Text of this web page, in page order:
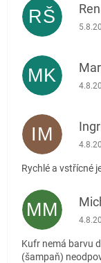
RŠ
MK
IM
Rychlé a vstřícné
MM
Kufr nemá barvu
(šampaň)